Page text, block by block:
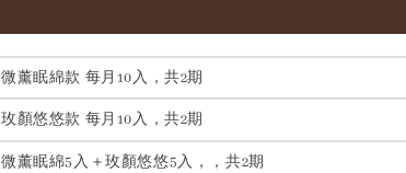
微薰眠綿款 每月10入，共2期
玫顏悠悠款 每月10入 ，共2期
微薰眠綿5入＋玫顏悠悠5入， ，共2期